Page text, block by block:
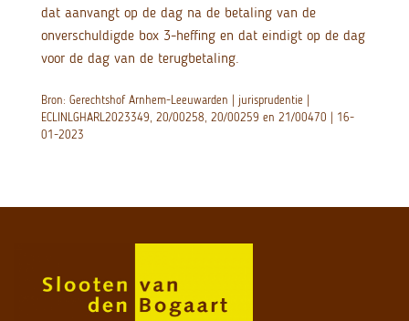
dat aanvangt op de dag na de betaling van de
onverschuldigde box 3-heffing en dat eindigt op de dag
voor de dag van de terugbetaling.
Bron: Gerechtshof Arnhem-Leeuwarden | jurisprudentie |
ECLINLGHARL2023349, 20/00258, 20/00259 en 21/00470 | 16-
01-2023